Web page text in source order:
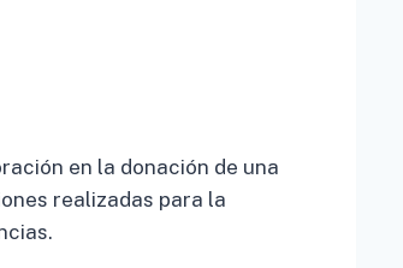
en la donación de una
realizadas para la